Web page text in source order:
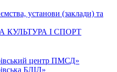
установи (заклади) та
КУЛЬТУРА І СПОРТ
центр ПМСД»
БЛІЛ»